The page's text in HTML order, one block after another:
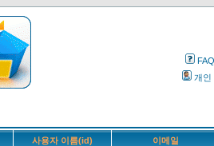
FAQ
개인
사용자 이름(id) 이메일